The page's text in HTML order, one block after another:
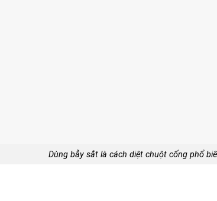
Dùng bẫy sắt là cách diệt chuột cống phổ